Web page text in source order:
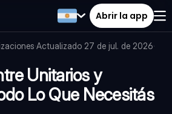
Abrir la app
·Actualizado 27 de jul. de 2026·
Unitarios y
Lo Que Necesitás